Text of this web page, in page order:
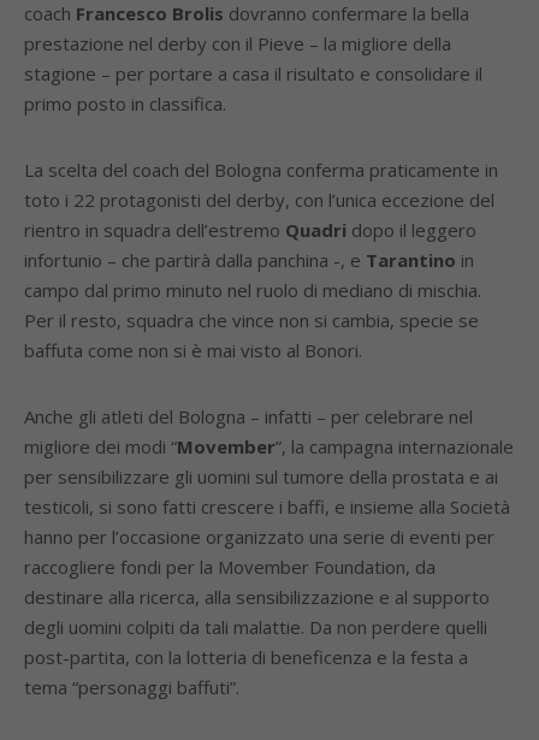
coach Francesco Brolis dovranno confermare la bella
prestazione nel derby con il Pieve – la migliore della
stagione – per portare a casa il risultato e consolidare il
primo posto in classifica.
La scelta del coach del Bologna conferma praticamente in
toto i 22 protagonisti del derby, con l’unica eccezione del
rientro in squadra dell’estremo Quadri dopo il leggero
infortunio – che partirà dalla panchina -, e Tarantino in
campo dal primo minuto nel ruolo di mediano di mischia.
Per il resto, squadra che vince non si cambia, specie se
baffuta come non si è mai visto al Bonori.
Anche gli atleti del Bologna – infatti – per celebrare nel
migliore dei modi “Movember”, la campagna internazionale
per sensibilizzare gli uomini sul tumore della prostata e ai
testicoli, si sono fatti crescere i baffi, e insieme alla Società
hanno per l’occasione organizzato una serie di eventi per
raccogliere fondi per la Movember Foundation, da
destinare alla ricerca, alla sensibilizzazione e al supporto
degli uomini colpiti da tali malattie. Da non perdere quelli
post-partita, con la lotteria di beneficenza e la festa a
tema “personaggi baffuti”.